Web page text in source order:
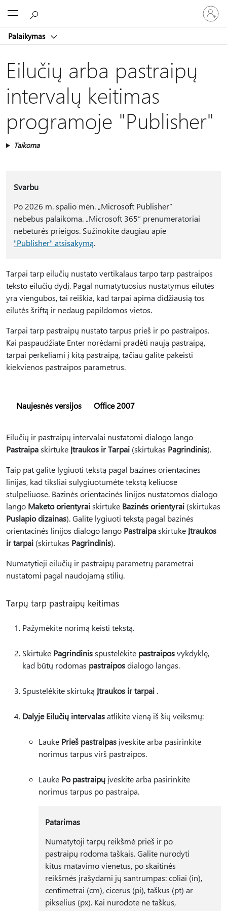
Palaikymas
prie
paskyros
Eilučių arba pastraipų
intervalų keitimas
programoje "Publisher"
Taikoma
Svarbu
Po 2026 m. spalio mėn. „Microsoft Publisher“
nebebus palaikoma. „Microsoft 365“ prenumeratoriai
nebeturės prieigos. Sužinokite daugiau apie
"Publisher" atsisakymą.
Tarpai tarp eilučių nustato vertikalaus tarpo tarp pastraipos
teksto eilučių dydį. Pagal numatytuosius nustatymus eilutės
yra viengubos, tai reiškia, kad tarpai apima didžiausią tos
eilutės šriftą ir nedaug papildomos vietos.
Tarpai tarp pastraipų nustato tarpus prieš ir po pastraipos.
Kai paspaudžiate Enter norėdami pradėti naują pastraipą,
tarpai perkeliami į kitą pastraipą, tačiau galite pakeisti
kiekvienos pastraipos parametrus.
Naujesnės versijos Office 2007
Eilučių ir pastraipų intervalai nustatomi dialogo lango
Pastraipaskirtuke Įtraukos ir Tarpai (skirtukas Pagrindinis).
Taip pat galite lygiuoti tekstą pagal bazines orientacines
linijas, kad tiksliai sulygiuotumėte tekstą keliuose
stulpeliuose. Bazinės orientacinės linijos nustatomos dialogo
lango Maketo orientyraiskirtuke Bazinės orientyrai (skirtukas
Puslapio dizainas). Galite lygiuoti tekstą pagal bazinės
orientacinės linijos dialogo lango Pastraipaskirtuke Įtraukos
ir tarpai (skirtukas Pagrindinis).
Numatytieji eilučių ir pastraipų parametrų parametrai
nustatomi pagal naudojamą stilių.
Tarpų tarp pastraipų keitimas
Pažymėkite norimą keisti tekstą.
Skirtuke Pagrindinisspustelėkite pastraiposvykdyklę,
kad būtų rodomas pastraiposdialogo langas.
Spustelėkite skirtuką Įtraukos ir tarpai .
Dalyje Eilučių intervalasatlikite vieną iš šių veiksmų:
Lauke Prieš pastraipas įveskite arba pasirinkite
norimus tarpus virš pastraipos.
Lauke Po pastraipų įveskite arba pasirinkite
norimus tarpus po pastraipa.
Patarimas
Numatytoji tarpų reikšmė prieš ir po
pastraipų rodoma taškais. Galite nurodyti
kitus matavimo vienetus, po skaitinės
reikšmės įrašydami jų santrumpas: coliai (in),
centimetrai (cm), cicerus (pi), taškus (pt) ar
pikselius (px). Kai nurodote ne taškus,